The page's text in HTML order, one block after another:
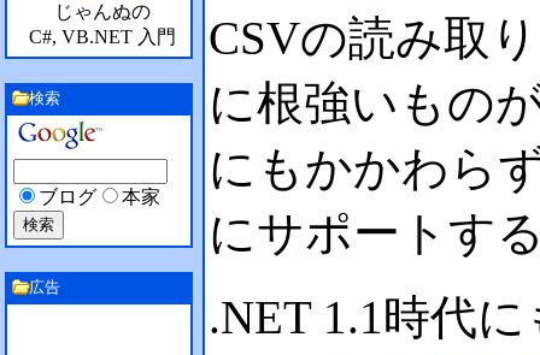
CSVの読み取
に根強いもの
にもかかわら
にサポートす
.NET 1.1時代
じゃんぬの
C#, VB.NET 入門
検索
ブログ 本家
広告